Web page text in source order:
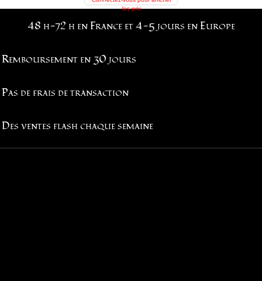
les prix
48 h-72 h en France et 4-5 jours en Europe
Remboursement en 30 jours
Pas de frais de transaction
Des ventes flash chaque semaine